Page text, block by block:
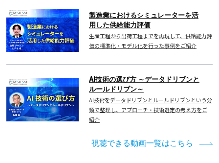
製造業におけるシミュレーターを活
用した供給能力評価
生産工程から出荷工程までを再現して、供給能力評
価の標準化・モデル化を行った事例をご紹介
AI技術の選び方 ～データドリブンと
ルールドリブン～
AI技術をデータドリブンとルールドリブンという分
類で整理し、アプローチ・技術選定の考え方をご
紹介
視聴できる動画一覧はこちら